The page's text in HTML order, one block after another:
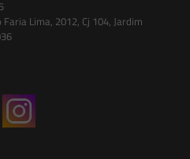
Lima, 2012, Cj 104, Jardim